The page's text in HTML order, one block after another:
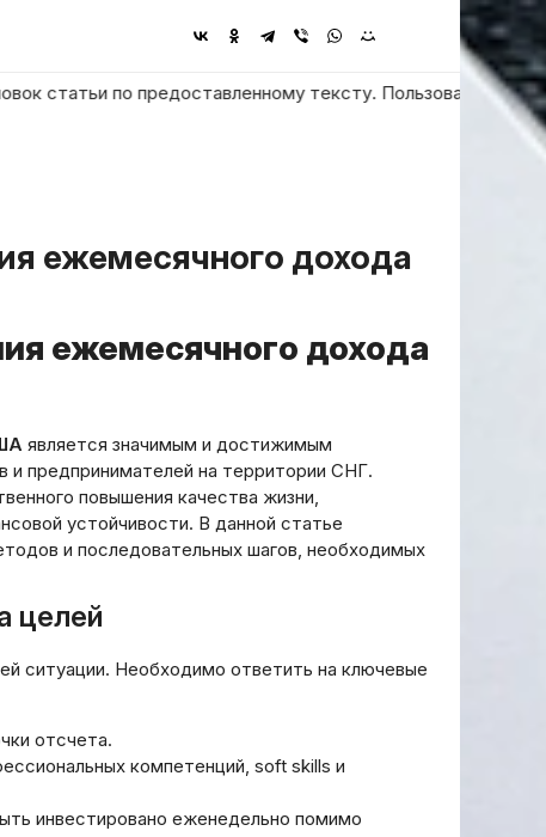
по предоставленному тексту. Пользователь
ежемесячного дохода
является значимым и достижимым
предпринимателей на территории СНГ.
повышения качества жизни,
устойчивости. В данной статье
и последовательных шагов, необходимых
целей
ситуации. Необходимо ответить на ключевые
отсчета.
компетенций, soft skills и
инвестировано еженедельно помимо